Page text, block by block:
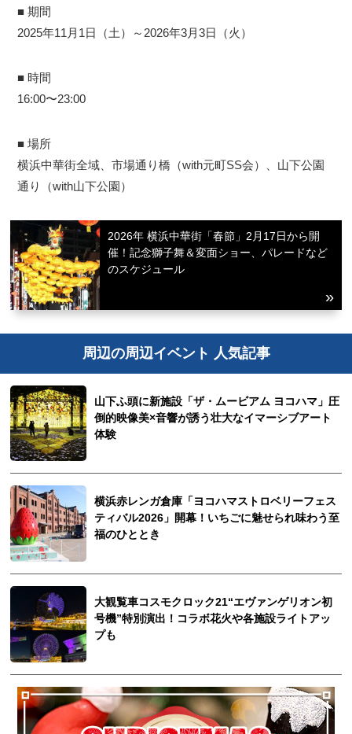
■ 期間
2025年11月1日（土）～2026年3月3日（火）
■ 時間
16:00〜23:00
■ 場所
横浜中華街全域、市場通り橋（with元町SS会）、山下公園
通り（with山下公園）
2026年 横浜中華街「春節」2月17日から開
催！記念獅子舞＆変面ショー、パレードなど
のスケジュール
周辺の周辺イベント 人気記事
山下ふ頭に新施設「ザ・ムービアム ヨコハマ」圧
倒的映像美×音響が誘う壮大なイマーシブアート
体験
横浜赤レンガ倉庫「ヨコハマストロベリーフェス
ティバル2026」開幕！いちごに魅せられ味わう至
福のひととき
大観覧車コスモクロック21“エヴァンゲリオン初
号機”特別演出！コラボ花火や各施設ライトアッ
プも